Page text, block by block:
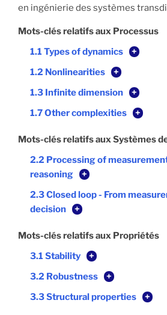
en ingénierie des systèmes
Mots-clés relatifs aux Processus
1.1 Types of dynamics
+
1.2 Nonlinearities
+
1.3 Infinite dimension
+
1.7 Other complexities
+
Mots-clés relatifs aux Systèmes
2.2 Processing of
reasoning
+
2.3 Closed loop - From
decision
+
Mots-clés relatifs aux Propriétés
3.1 Stability
+
3.2 Robustness
+
3.3 Structural properties
+